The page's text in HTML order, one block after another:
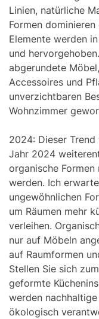
Linien, natürliche
Formen
Elemente werden
und
abgerundete
Accessoires und
unverzichtbaren
Wohnzimmer
2024: Dieser
Jahr 2024
organische
werden. Ich
ungewöhnlichen
um Räumen mehr
verleihen.
nur auf Möbeln
auf Raumformen
Stellen Sie sich
geformte
werden
ökologisch